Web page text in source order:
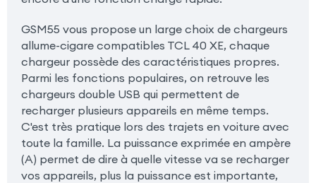
GSM55 vous propose un large choix de chargeurs
allume-cigare compatibles TCL 40 XE, chaque
chargeur possède des caractéristiques propres.
Parmi les fonctions populaires, on retrouve les
chargeurs double USB qui permettent de
recharger plusieurs appareils en même temps.
C'est très pratique lors des trajets en voiture avec
toute la famille. La puissance exprimée en ampère
(A) permet de dire à quelle vitesse va se recharger
vos appareils, plus la puissance est importante,